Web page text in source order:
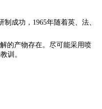
制成功，1965年随着英、法、
的产物存在。尽可能采用喷
训。